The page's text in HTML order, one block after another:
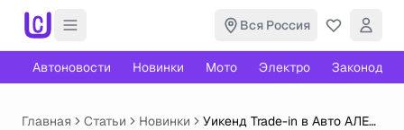
Вся Россия
Автоновости Новинки Мото Электро
Главная Статьи Новинки
Уикенд Trade-in в Авто АЛЕА.